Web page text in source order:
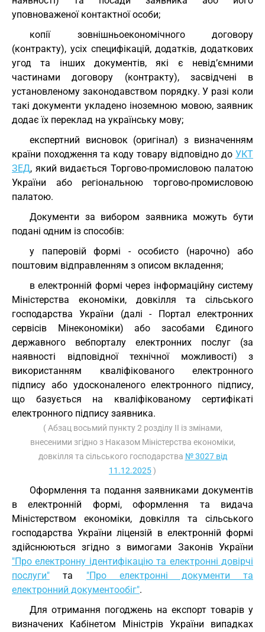
уповноваженої контактної особи;
копії зовнішньоекономічного договору
(контракту), усіх специфікацій, додатків, додаткових
угод та інших документів, які є невід’ємними
частинами договору (контракту), засвідчені в
установленому законодавством порядку. У разі коли
такі документи укладено іноземною мовою, заявник
додає їх переклад на українську мову;
експертний висновок (оригінал) з визначенням
країни походження та коду товару відповідно до УКТ
ЗЕД, який видається Торгово-промисловою палатою
України або регіональною торгово-промисловою
палатою.
Документи за вибором заявника можуть бути
подані одним із способів:
у паперовій формі - особисто (нарочно) або
поштовим відправленням з описом вкладення;
в електронній формі через інформаційну систему
Міністерства економіки, довкілля та сільського
господарства України (далі - Портал електронних
сервісів Мінекономіки) або засобами Єдиного
державного вебпорталу електронних послуг (за
наявності відповідної технічної можливості) з
використанням кваліфікованого електронного
підпису або удосконаленого електронного підпису,
що базується на кваліфікованому сертифікаті
електронного підпису заявника.
( Абзац восьмий пункту 2 розділу ІI із змінами,
внесеними згідно з Наказом Міністерства економіки,
довкілля та сільського господарства № 3027 від
11.12.2025)
Оформлення та подання заявниками документів
в електронній формі, оформлення та видача
Міністерством економіки, довкілля та сільського
господарства України ліцензій в електронній формі
здійснюються згідно з вимогами Законів України
"Про електронну ідентифікацію та електронні довірчі
послуги" та "Про електронні документи та
електронний документообіг".
Для отримання погоджень на експорт товарів у
визначених Кабінетом Міністрів України випадках